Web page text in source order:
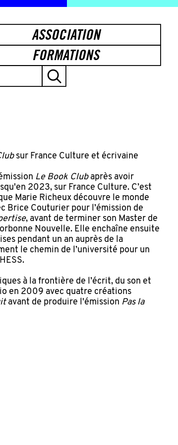
ASSOCIATION
FORMATIONS
sur France Culture et écrivaine
Le Book Clubaprès avoir
2023, sur France Culture. C’est
Marie Richeux découvre le monde
Brice Couturier pour l’émission de
, avant de terminer son Master de
Nouvelle. Elle enchaîne ensuite
pendant un an auprès de la
le chemin de l’université pour un
à la frontière de l’écrit, du son et
en 2009 avec quatre créations
avant de produire l'émission Pas la